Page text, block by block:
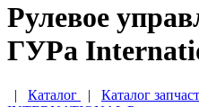
Рулевое
ГУРа
| Каталог | Каталог